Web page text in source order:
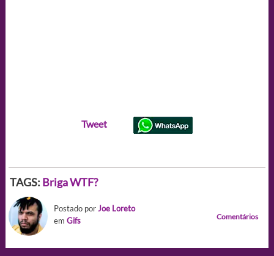
Tweet
TAGS: BrigaWTF?
Postado porJoe Loreto
em Gifs Comentários